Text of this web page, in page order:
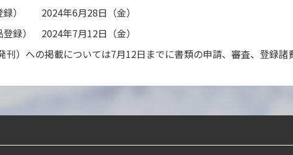
登録） 2024年6月28日（金）
登録） 2024年7月12日（金）
刊）への掲載については7月12日までに書類の申請、審査、登録